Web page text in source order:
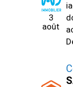
3
août